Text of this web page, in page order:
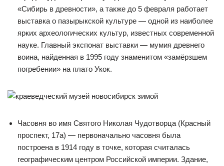
«Сибирь в древности», а также до 5 февраля работает
выставка о пазырыкской культуре — одной из наиболее
ярких археологических культур, известных современной
науке. Главный экспонат выставки — мумия древнего
воина, найденная в 1995 году знаменитом «замёрзшем
погребении» на плато Укок.
Часовня во имя Святого Николая Чудотворца (​Красный
проспект, 17а) — первоначально часовня была
построена в 1914 году в точке, которая считалась
географическим центром Российской империи. Здание,